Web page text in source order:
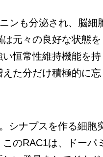
ンも分泌され、脳細
元々の良好な状態を
恒常性維持機能を持
た分だけ積極的に忘
シナプスを作る細胞
のRAC1は、ドーパ